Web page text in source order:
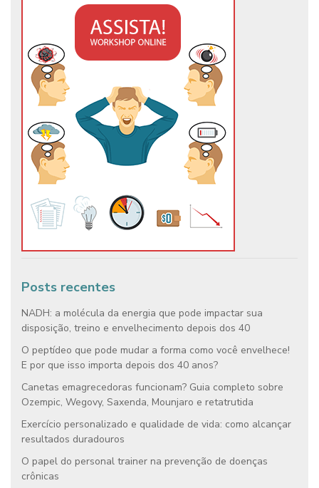
Posts recentes
NADH: a molécula da energia que pode impactar sua
disposição, treino e envelhecimento depois dos 40
O peptídeo que pode mudar a forma como você envelhece!
E por que isso importa depois dos 40 anos?
Canetas emagrecedoras funcionam? Guia completo sobre
Ozempic, Wegovy, Saxenda, Mounjaro e retatrutida
Exercício personalizado e qualidade de vida: como alcançar
resultados duradouros
O papel do personal trainer na prevenção de doenças
crônicas